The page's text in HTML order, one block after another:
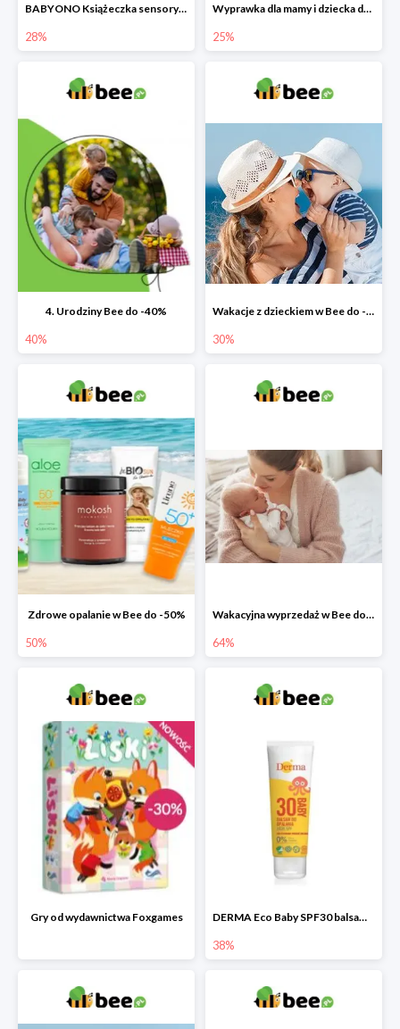
BABYONO Książeczka sensoryczna Go To The Ocean -28%
28%
Wyprawka dla mamy i dziecka do -25%
25%
4. Urodziny Bee do -40%
40%
Wakacje z dzieckiem w Bee do -30%
30%
Zdrowe opalanie w Bee do -50%
50%
Wakacyjna wyprzedaż w Bee do -64%
64%
Gry od wydawnictwa Foxgames DERMA Eco Baby SPF30 balsam przeciwsłoneczny dla dzieci
38%